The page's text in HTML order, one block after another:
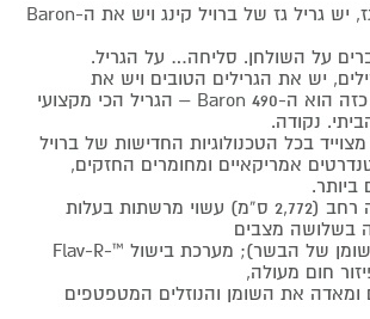
יש מנגל, יש גריל גז, יש גריל גז של ברויל קינג ויש את ה-Baron
על השולחן. סליחה… על הגריל.
יש את הגרילים הטובים ויש את
היוצאים מן הכלל. כזה הוא ה-Baron 490 – הגריל הכי מקצועי
נקודה.
דגם ה-Baron 490 מצוייד בכל הטכנולוגיות החדישות של ברויל
אמריקאיים ומחומרים החזקים,
ביותר.
לגריל משטח צלייה רחב (2,772 ס”מ) עשוי מרשתות בעלות
בשלושה מצבים
(בהתאם לרמות השומן של הבשר); מערכת בישול ™Flav-R-
את השומן והנוזלים המטפטפים